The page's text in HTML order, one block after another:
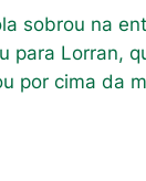
sobrou na
Lorran,
por cima da